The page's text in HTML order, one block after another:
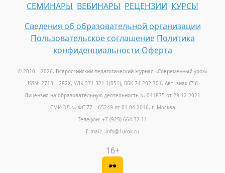
СЕМИНАРЫ ВЕБИНАРЫ РЕЦЕНЗИИ КУРСЫ
Сведения об образовательной организации
Пользовательское соглашение Политика
конфиденциальности Оферта
© 2010 – 2026, Всероссийский педагогический журнал «Современный урок»
ISSN: 2713 – 282X, УДК 371.321.1(051), ББК 74.202.701, Авт. знак С56
Лицензия на образовательную деятельность № 041875 от 29.12.2021
СМИ ЭЛ № ФС 77 – 65249 от 01.04.2016, г. Москва
Телефон: +7 (925) 664-32-11
E-mail: info@1urok.ru
16+